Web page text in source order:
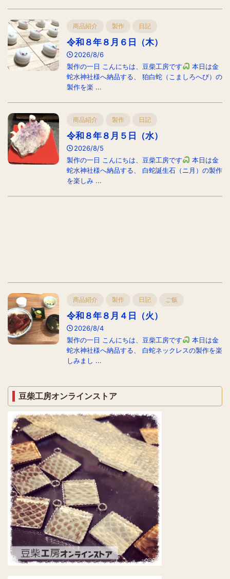
商品紹介 製作 日記
令和８年８月６日（木）
2026/8/6
製作の一日 こんにちは、豆柴工房です
本日は金
蛇水神社様へ納品する、 狛白蛇（こましろへび）の
製作を楽 ...
商品紹介 製作 日記
令和８年８月５日（水）
2026/8/5
製作の一日 こんにちは、豆柴工房です
本日は金
蛇水神社様へ納品する、 白蛇誕生石（ニ月）の製作
を楽しみ ...
商品紹介 製作 日記 ご飯
令和８年８月４日（火）
2026/8/4
製作の一日 こんにちは、豆柴工房です
本日は金
蛇水神社様へ納品する、 白蛇ネックレスの製作を楽
しみまし ...
豆柴工房オンラインストア